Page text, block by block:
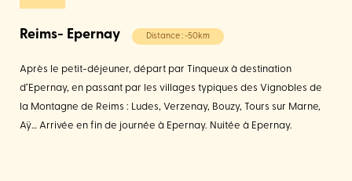
Reims- Epernay Distance : ~50km
Après le petit-déjeuner, départ par Tinqueux à destination
d’Epernay, en passant par les villages typiques des Vignobles de
la Montagne de Reims : Ludes, Verzenay, Bouzy, Tours sur Marne,
Aÿ… Arrivée en fin de journée à Epernay. Nuitée à Epernay.